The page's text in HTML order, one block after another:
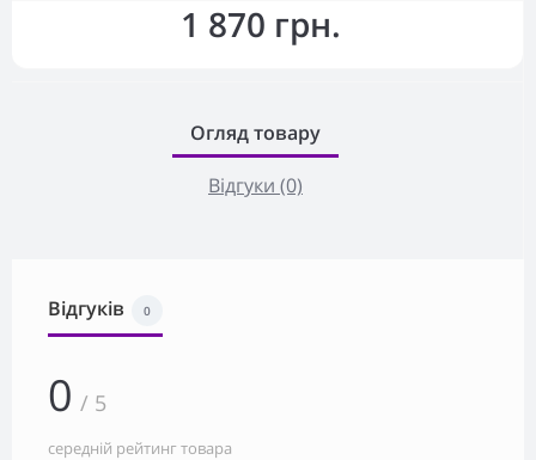
1 870 грн.
Огляд товару
Відгуки (0)
Відгуків 0
0 / 5
середній рейтинг товара